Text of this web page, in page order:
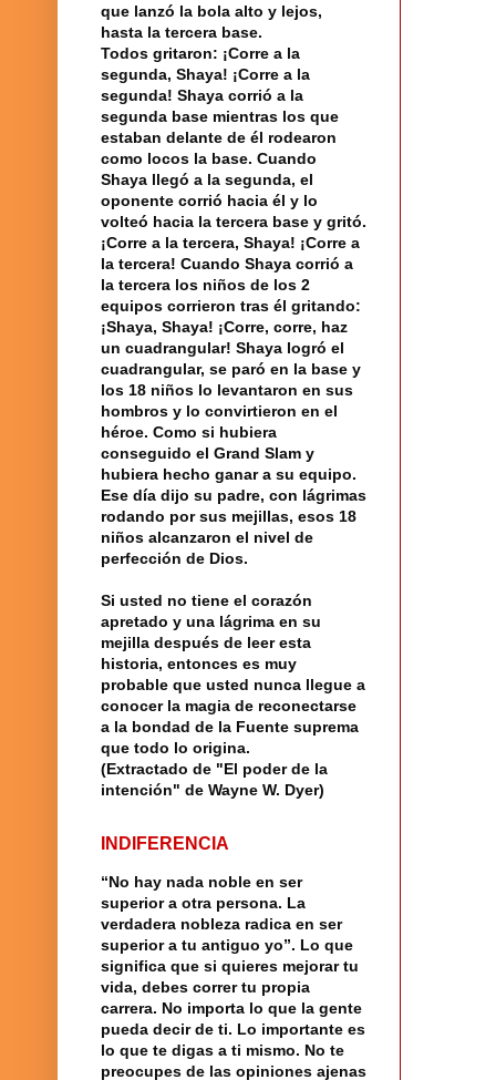
que lanzó la bola alto y lejos,
hasta la tercera base.
Todos gritaron: ¡Corre a la
segunda, Shaya! ¡Corre a la
segunda! Shaya corrió a la
segunda base mientras los que
estaban delante de él rodearon
como locos la base. Cuando
Shaya llegó a la segunda, el
oponente corrió hacia él y lo
volteó hacia la tercera base y gritó.
¡Corre a la tercera, Shaya! ¡Corre a
la tercera! Cuando Shaya corrió a
la tercera los niños de los 2
equipos corrieron tras él gritando:
¡Shaya, Shaya! ¡Corre, corre, haz
un cuadrangular! Shaya logró el
cuadrangular, se paró en la base y
los 18 niños lo levantaron en sus
hombros y lo convirtieron en el
héroe. Como si hubiera
conseguido el Grand Slam y
hubiera hecho ganar a su equipo.
Ese día dijo su padre, con lágrimas
rodando por sus mejillas, esos 18
niños alcanzaron el nivel de
perfección de Dios.
Si usted no tiene el corazón
apretado y una lágrima en su
mejilla después de leer esta
historia, entonces es muy
probable que usted nunca llegue a
conocer la magia de reconectarse
a la bondad de la Fuente suprema
que todo lo origina.
(Extractado de "El poder de la
intención" de Wayne W. Dyer)
INDIFERENCIA
“No hay nada noble en ser
superior a otra persona. La
verdadera nobleza radica en ser
superior a tu antiguo yo”. Lo que
significa que si quieres mejorar tu
vida, debes correr tu propia
carrera. No importa lo que la gente
pueda decir de ti. Lo importante es
lo que te digas a ti mismo. No te
preocupes de las opiniones ajenas